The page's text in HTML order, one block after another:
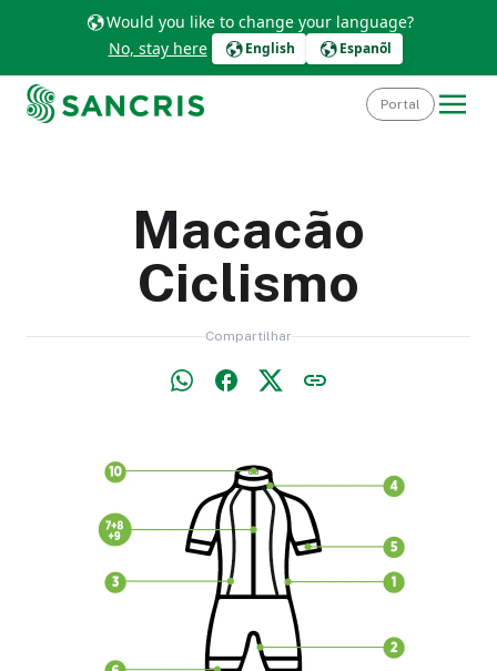
Would you like to change your language?
No, stay here
English Espanõl
Portal
Macacão
Ciclismo
Compartilhar